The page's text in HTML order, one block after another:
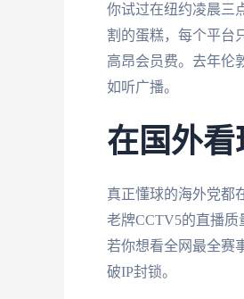
你试过在纽约凌晨三
割的蛋糕，每个平台
高昂会员费。去年伦
如听广播。
在国外
真正懂球的海外党都
老牌CCTV5的直播质
若你想看全网最全赛
破IP封锁。